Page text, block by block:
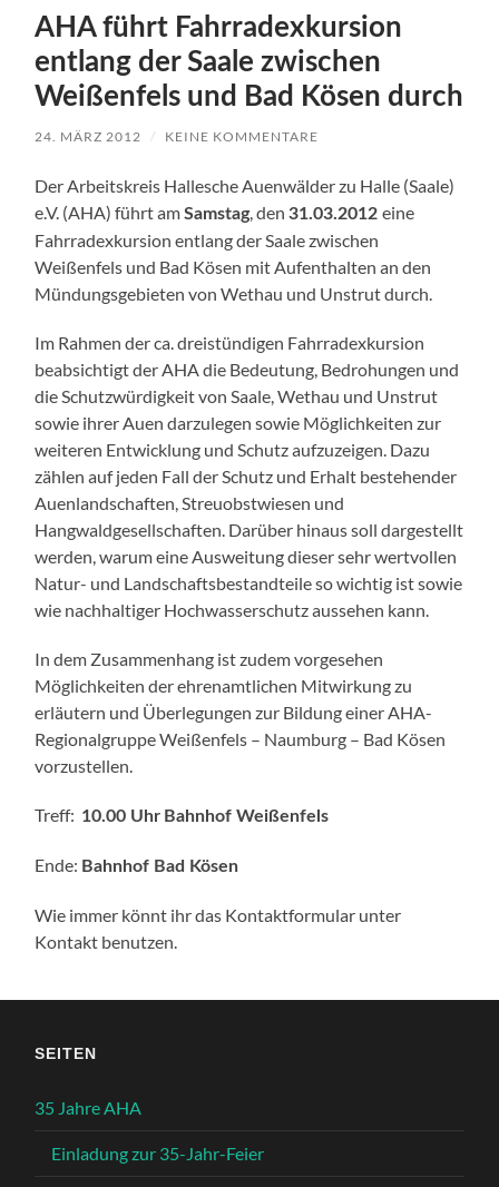
AHA führt Fahrradexkursion
entlang der Saale zwischen
Weißenfels und Bad Kösen durch
24. MÄRZ 2012 / KEINE KOMMENTARE
Der Arbeitskreis Hallesche Auenwälder zu Halle (Saale)
e.V. (AHA) führt amSamstag, den31.03.2012eine
Fahrradexkursion entlang der Saale zwischen
Weißenfels und Bad Kösen mit Aufenthalten an den
Mündungsgebieten von Wethau und Unstrut durch.
Im Rahmen der ca. dreistündigen Fahrradexkursion
beabsichtigt der AHA die Bedeutung, Bedrohungen und
die Schutzwürdigkeit von Saale, Wethau und Unstrut
sowie ihrer Auen darzulegen sowie Möglichkeiten zur
weiteren Entwicklung und Schutz aufzuzeigen. Dazu
zählen auf jeden Fall der Schutz und Erhalt bestehender
Auenlandschaften, Streuobstwiesen und
Hangwaldgesellschaften. Darüber hinaus soll dargestellt
werden, warum eine Ausweitung dieser sehr wertvollen
Natur- und Landschaftsbestandteile so wichtig ist sowie
wie nachhaltiger Hochwasserschutz aussehen kann.
In dem Zusammenhang ist zudem vorgesehen
Möglichkeiten der ehrenamtlichen Mitwirkung zu
erläutern und Überlegungen zur Bildung einer AHA-
Regionalgruppe Weißenfels – Naumburg – Bad Kösen
vorzustellen.
Treff: 10.00 Uhr Bahnhof Weißenfels
Ende: Bahnhof Bad Kösen
Wie immer könnt ihr das Kontaktformular unter
Kontakt benutzen.
SEITEN
35 Jahre AHA
Einladung zur 35-Jahr-Feier